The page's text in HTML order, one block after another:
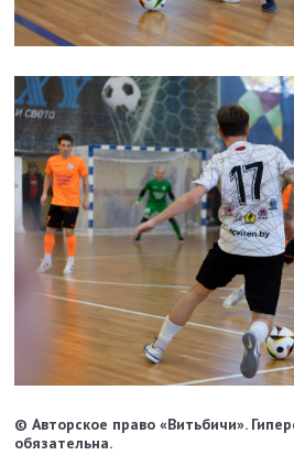
© Авторское право «Витьбичи».
обязательна.